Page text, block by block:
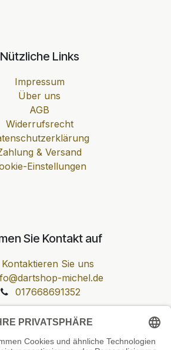
Nützliche Links
Impressum
Über uns
AGB
Widerrufsrecht
& Versand
Einstellungen
Sie Kontakt auf
Kontaktieren Sie uns
michel.de
017668691352